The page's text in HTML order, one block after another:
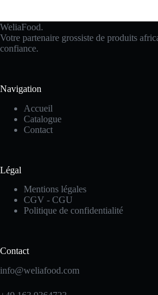
WeliaFood.
Votre partenaire grossiste de produits
confiance.
Navigation
Accueil
Catalogue
Contact
Légal
Mentions légales
CGV - CGU
Politique de confidentialité
Contact
info@weliafood.com